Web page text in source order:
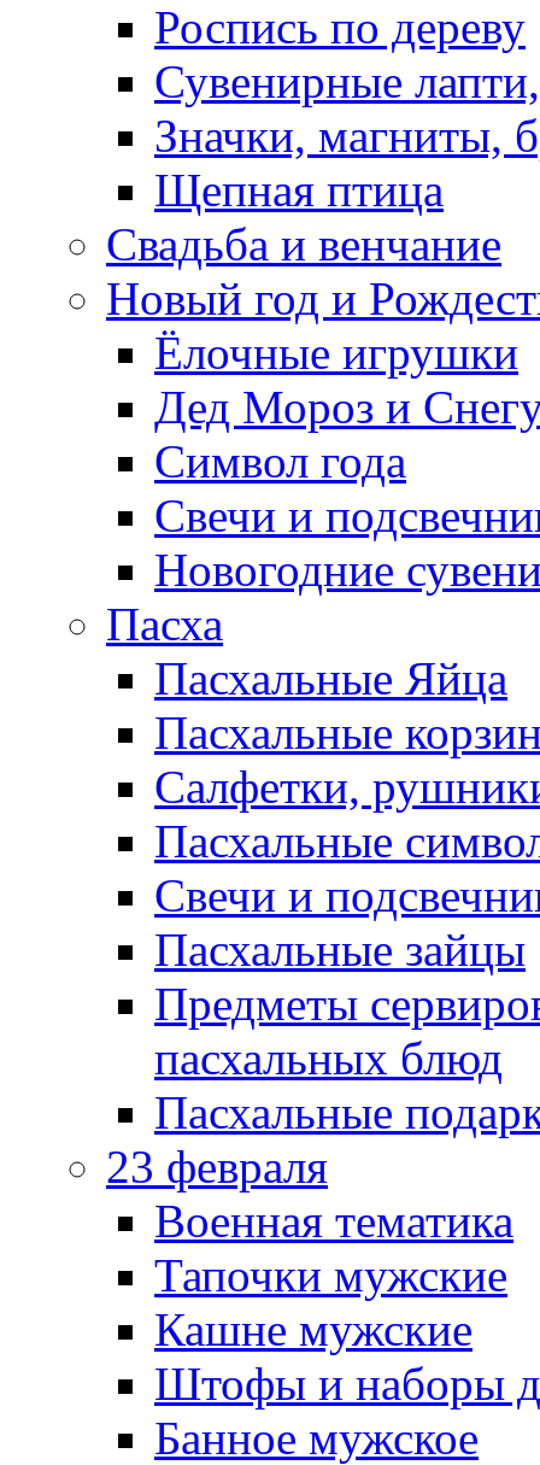
Роспись по дереву
Сувенирные
Значки, магниты,
Щепная птица
Свадьба и венчание
Новый год и
Ёлочные игрушки
Дед Мороз и
Символ года
Свечи и
Новогодние
Пасха
Пасхальные Яйца
Пасхальные
Салфетки,
Пасхальные
Свечи и
Пасхальные зайцы
Предметы
пасхальных блюд
Пасхальные
23 февраля
Военная тематика
Тапочки мужские
Кашне мужские
Штофы и наборы
Банное мужское